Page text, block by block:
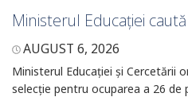
Ministerul Educației
AUGUST 6, 2026
Ministerul Educației și Cercetării
selecție pentru ocuparea a 26